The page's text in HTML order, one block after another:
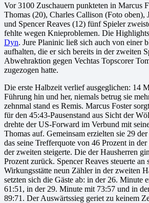
Vor 3100 Zuschauern punkteten in Marcus
Thomas (20), Charles Callison (Foto oben),
und Spencer Reaves (12) fünf Spieler
fehlte wegen Knieproblemen. Die
Dyn. Jure Planinic ließ sich auch von einer
aufhalten, die er sich bereits in der zweiten
Abwehraktion gegen Vechtas Topscorer
zugezogen hatte.
Die erste Halbzeit verlief ausgeglichen: 14
Führung hin und her, niemals betrug sie
zehnmal stand es Remis. Marcus Foster
für den 45:43-Pausenstand aus Sicht der
drehte der US-Forward im Verbund mit
Thomas auf. Gemeinsam erzielten sie 29
das seine Trefferquote von 46 Prozent in
der zweiten steigerte. Die der Hausherren
Prozent zurück. Spencer Reaves steuerte an
Wirkungsstätte neun Zähler in der zweiten
setzten sich die Gäste ab: in der 26. Minute
61:51, in der 29. Minute mit 73:57 und in
89:71. Der Auswärtssieg geriet zu keinem